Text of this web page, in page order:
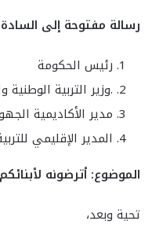
رسالة مفتوحة إلى
رئيس الحكومة
.وزير التربية
مدير الأكاديمية
المدير الإقليمي
الموضوع: أترضونه
تحية وبعد،